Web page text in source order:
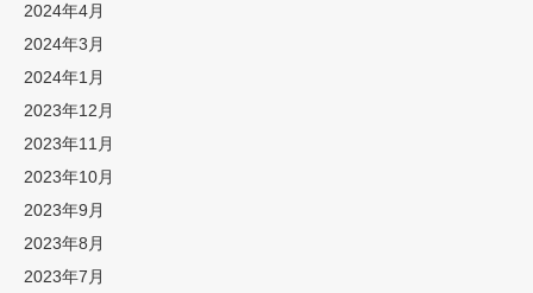
2024年4月
2024年3月
2024年1月
2023年12月
2023年11月
2023年10月
2023年9月
2023年8月
2023年7月